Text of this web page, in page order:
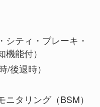
シティ・ブレーキ・
能付）
/後退時）
タリング（BSM）